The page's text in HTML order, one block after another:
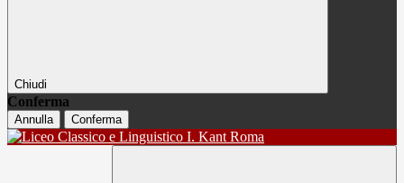
Chiudi
Conferma
Annulla Conferma